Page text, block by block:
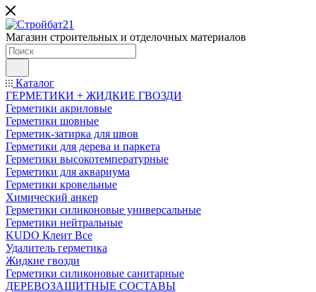
Магазин строительных и отделочных материалов
Каталог
ГЕРМЕТИКИ + ЖИДКИЕ ГВОЗДИ
Герметики акриловые
Герметики шовные
Герметик-затирка для швов
Герметики для дерева и паркета
Герметики высокотемпературные
Герметики для аквариума
Герметики кровельные
Химический анкер
Герметики силиконовые универсальные
Герметики нейтральные
KUDO Клеит Все
Удалитель герметика
Жидкие гвозди
Герметики силиконовые санитарные
ДЕРЕВОЗАЩИТНЫЕ СОСТАВЫ